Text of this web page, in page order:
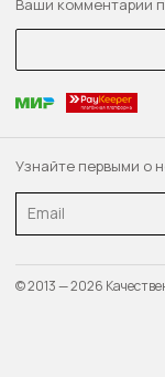
Узнайте первыми о
Email
Ваши комментарии
© 2013 — 2026